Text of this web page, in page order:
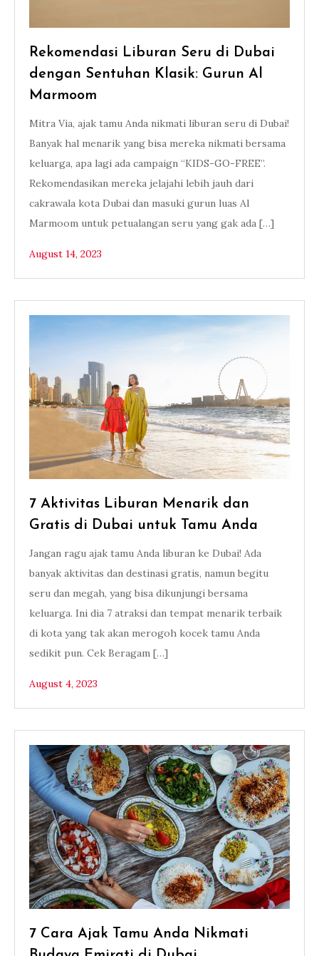
Rekomendasi Liburan Seru di Dubai
dengan Sentuhan Klasik: Gurun Al
Marmoom
Mitra Via, ajak tamu Anda nikmati liburan seru di Dubai!
Banyak hal menarik yang bisa mereka nikmati bersama
keluarga, apa lagi ada campaign “KIDS-GO-FREE”.
Rekomendasikan mereka jelajahi lebih jauh dari
cakrawala kota Dubai dan masuki gurun luas Al
Marmoom untuk petualangan seru yang gak ada […]
August 14, 2023
7 Aktivitas Liburan Menarik dan
Gratis di Dubai untuk Tamu Anda
Jangan ragu ajak tamu Anda liburan ke Dubai! Ada
banyak aktivitas dan destinasi gratis, namun begitu
seru dan megah, yang bisa dikunjungi bersama
keluarga. Ini dia 7 atraksi dan tempat menarik terbaik
di kota yang tak akan merogoh kocek tamu Anda
sedikit pun. Cek Beragam […]
August 4, 2023
7 Cara Ajak Tamu Anda Nikmati